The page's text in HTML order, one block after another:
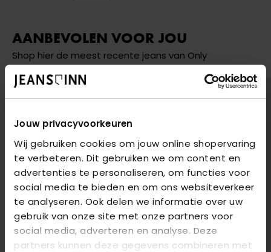
Jouw privacyvoorkeuren
Wij gebruiken cookies om jouw online shopervaring
te verbeteren. Dit gebruiken we om content en
advertenties te personaliseren, om functies voor
social media te bieden en om ons websiteverkeer
te analyseren. Ook delen we informatie over uw
gebruik van onze site met onze partners voor
social media, adverteren en analyse. Deze
partners kunnen deze gegevens combineren met
AANBEVOLEN VOOR JOU
Shop hier de meest recente jeans van Only